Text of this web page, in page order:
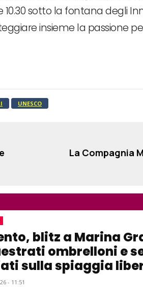
10.30 sotto la fontana degli
insieme la passione
UNESCO
La Compagnia
blitz a Marina
ombrelloni e
sulla spiaggia
- 11:51